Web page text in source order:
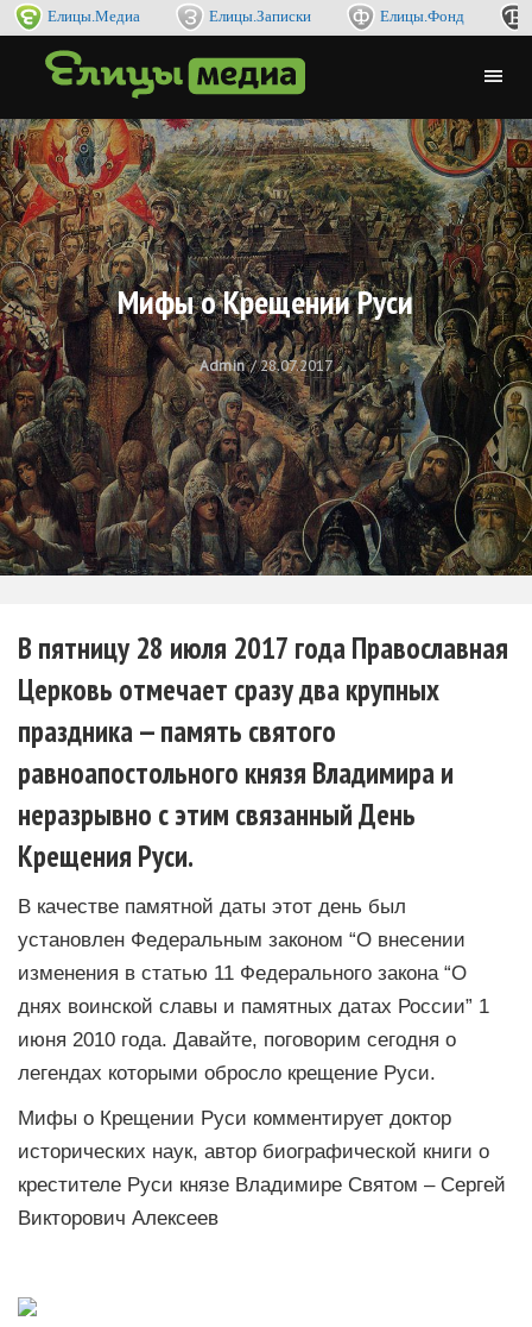
Елицы.Медиа Елицы.Записки Елицы.Фонд
Мифы о Крещении Руси
Admin 28.07.2017
В пятницу 28 июля 2017 года Православная
Церковь отмечает сразу два крупных
праздника — память святого
равноапостольного князя Владимира и
неразрывно с этим связанный День
Крещения Руси.
В качестве памятной даты этот день был
установлен Федеральным законом “О внесении
изменения в статью 11 Федерального закона “О
днях воинской славы и памятных датах России” 1
июня 2010 года. Давайте, поговорим сегодня о
легендах которыми обросло крещение Руси.
Мифы о Крещении Руси комментирует доктор
исторических наук, автор биографической книги о
крестителе Руси князе Владимире Святом – Сергей
Викторович Алексеев